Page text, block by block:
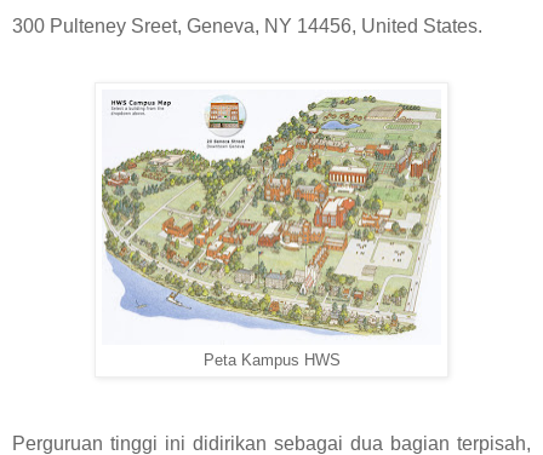
300 Pulteney Sreet, Geneva, NY 14456, United States.
Peta Kampus HWS
Perguruan tinggi ini didirikan sebagai dua bagian terpisah,